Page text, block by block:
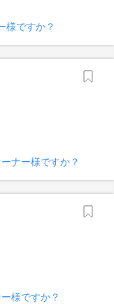
様ですか？
ナー様ですか？
様ですか？